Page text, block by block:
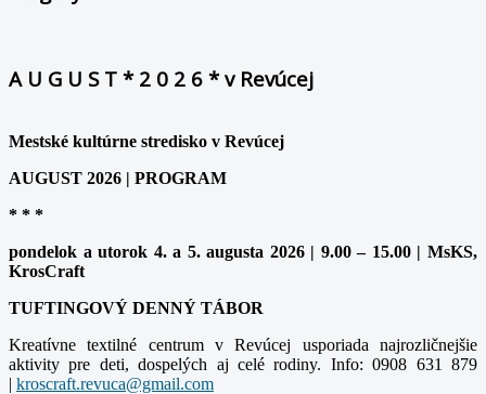
A U G U S T * 2 0 2 6 * v Revúcej
Mestské kultúrne stredisko v Revúcej
AUGUST 2026 | PROGRAM
* * *
pondelok a utorok 4. a 5. augusta 2026 | 9.00 – 15.00 | MsKS,
KrosCraft
TUFTINGOVÝ DENNÝ TÁBOR
Kreatívne textilné centrum v Revúcej usporiada najrozličnejšie
aktivity pre deti, dospelých aj celé rodiny. Info: 0908 631 879
|